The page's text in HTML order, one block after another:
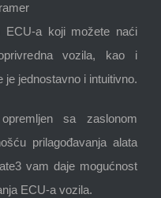
ECU-a koji možete naći
vozila, kao i
je jednostavno i intuitivno.
sa zaslonom
prilagođavanja alata
vam daje mogućnost
ECU-a vozila.